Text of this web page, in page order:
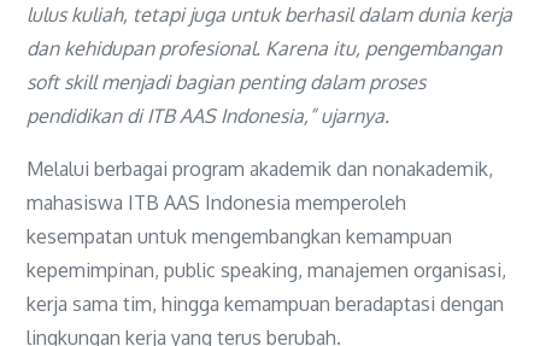
lulus kuliah, tetapi juga untuk berhasil dalam dunia kerja
dan kehidupan profesional. Karena itu, pengembangan
soft skill menjadi bagian penting dalam proses
pendidikan di ITB AAS Indonesia,” ujarnya.
Melalui berbagai program akademik dan nonakademik,
mahasiswa ITB AAS Indonesia memperoleh
kesempatan untuk mengembangkan kemampuan
kepemimpinan, public speaking, manajemen organisasi,
kerja sama tim, hingga kemampuan beradaptasi dengan
lingkungan kerja yang terus berubah.